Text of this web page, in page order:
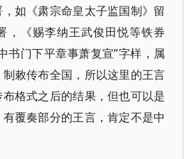
如《肃宗命皇太子监国制》留
，《赐李纳王武俊田悦等铁券
书门下平章事萧复宣”字样，属
敕传布全国，所以这里的王言
格式之后的结果，但也可以是
覆奏部分的王言，肯定不是中